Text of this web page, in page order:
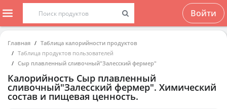
Войти
Главная
Таблица калорийности продуктов
Таблица продуктов пользователей
Сыр плавленный сливочный"Залесский фермер"
Калорийность Сыр плавленный
сливочный"Залесский фермер". Химический
состав и пищевая ценность.